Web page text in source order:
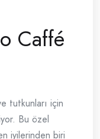
Caffé
tutkunları için
Bu özel
iyilerinden biri